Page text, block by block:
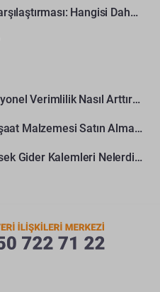
Gazbeton, Tuğla ve Bims Karşılaştırması: Hangisi Daha Avantajlı?
Maden Ocaklarında Operasyonel Verimlilik Nasıl Arttırılır?
Müteahhitler İçin Toptan İnşaat Malzemesi Satın Alma Rehberi
Maden Ocaklarında En Yüksek Gider Kalemleri Nelerdir?